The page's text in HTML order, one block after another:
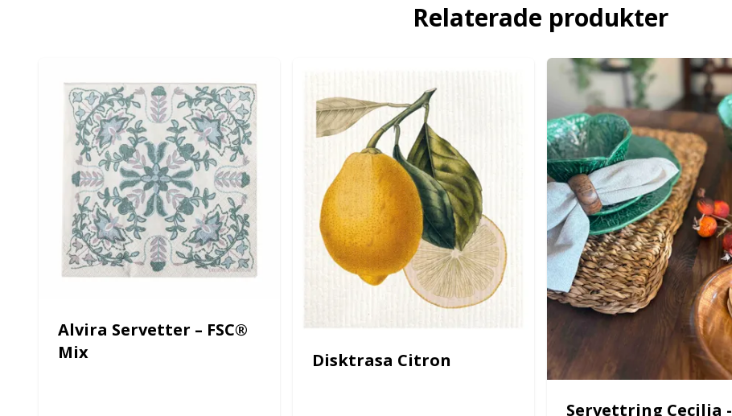
Relaterade produkter
Alvira Servetter – FSC®
Mix
Disktrasa Citron
Servettring Cecilia -